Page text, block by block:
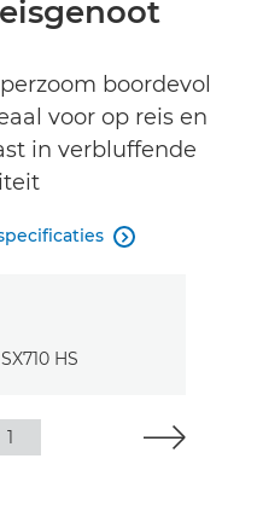
boordevol
voor op reis en
in verbluffende

1